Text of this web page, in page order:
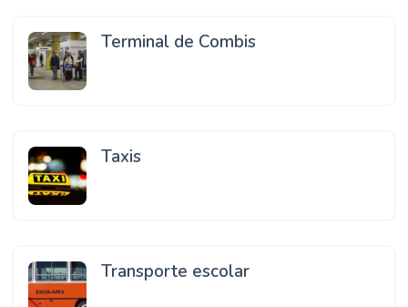
Terminal de Combis
Taxis
Transporte escolar